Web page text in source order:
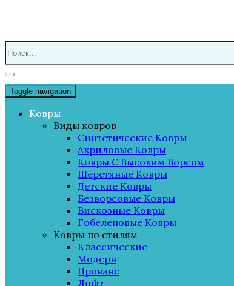
Toggle navigation
Ковры
Виды ковров
Синтетические Ковры
Акриловые Ковры
Ковры С Высоким Ворсом
Шерстяные Ковры
Детские Ковры
Безворсовые Ковры
Вискозные Ковры
Гобеленовые Ковры
Ковры по стилям
Классические
Модерн
Прованс
Лофт